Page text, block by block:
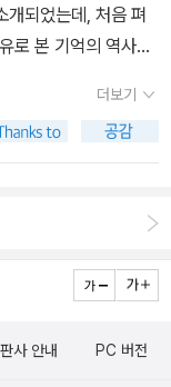
하듯이, 일차적으로
편으로 오늘날 인
며, 나아가 기억의 예
시인 호메로스가
신화가 돼 버린 오
제 고리타분하고 시대
가능한 본질적인 연
'시의 밤' 행사에서
게 읽을 수 있는 책
라이스마/에코리브
책은 '은유'라는 관점
책으로 이 책에서
는 대상이기 때문이
쓰기 판'을 읽는다면
'기억'에 대한 이런 멋
포이에마/2015--9-2
되었는데, 처음 펴
로 본 기억의 역사>
위논문이 교양서로
라는 뜻도 된다. 드
, 은유라는 독창적인
유용한 도구로서 재발
기술 및 도구들이었
쳐지는 우리의 기억
더보기
사 안내 PC 버전